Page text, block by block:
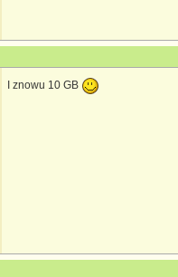
I znowu 10 GB